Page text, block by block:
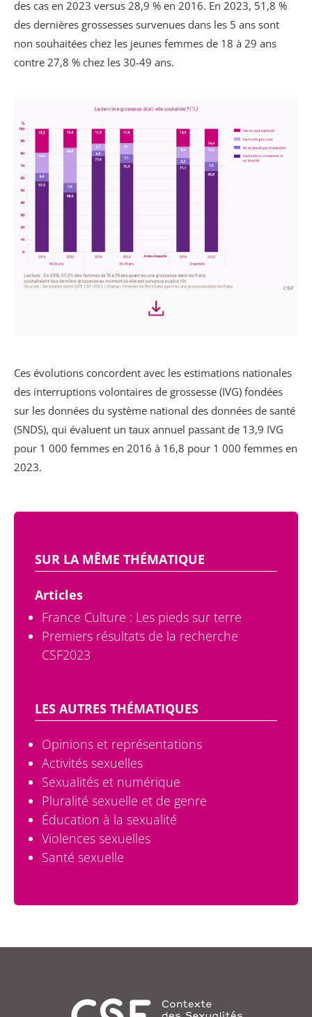
des cas en 2023 versus 28,9 % en 2016. En 2023, 51,8 %
des dernières grossesses survenues dans les 5 ans sont
non souhaitées chez les jeunes femmes de 18 à 29 ans
contre 27,8 % chez les 30-49 ans.
Ces évolutions concordent avec les estimations nationales
des interruptions volontaires de grossesse (IVG) fondées
sur les données du système national des données de santé
(SNDS), qui évaluent un taux annuel passant de 13,9 IVG
pour 1 000 femmes en 2016 à 16,8 pour 1 000 femmes en
2023.
SUR LA MÊME THÉMATIQUE
Articles
France Culture : Les pieds sur terre
Premiers résultats de la recherche
CSF2023
LES AUTRES THÉMATIQUES
Opinions et représentations
Activités sexuelles
Sexualités et numérique
Pluralité sexuelle et de genre
Éducation à la sexualité
Violences sexuelles
Santé sexuelle